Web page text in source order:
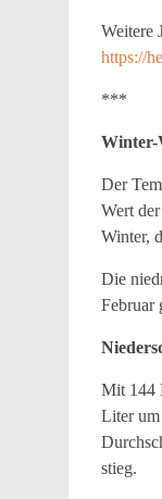
Weitere
https://
***
Winter-
Der
Wert
Winter,
Die
Februar
Mit 144
Liter um
stieg.